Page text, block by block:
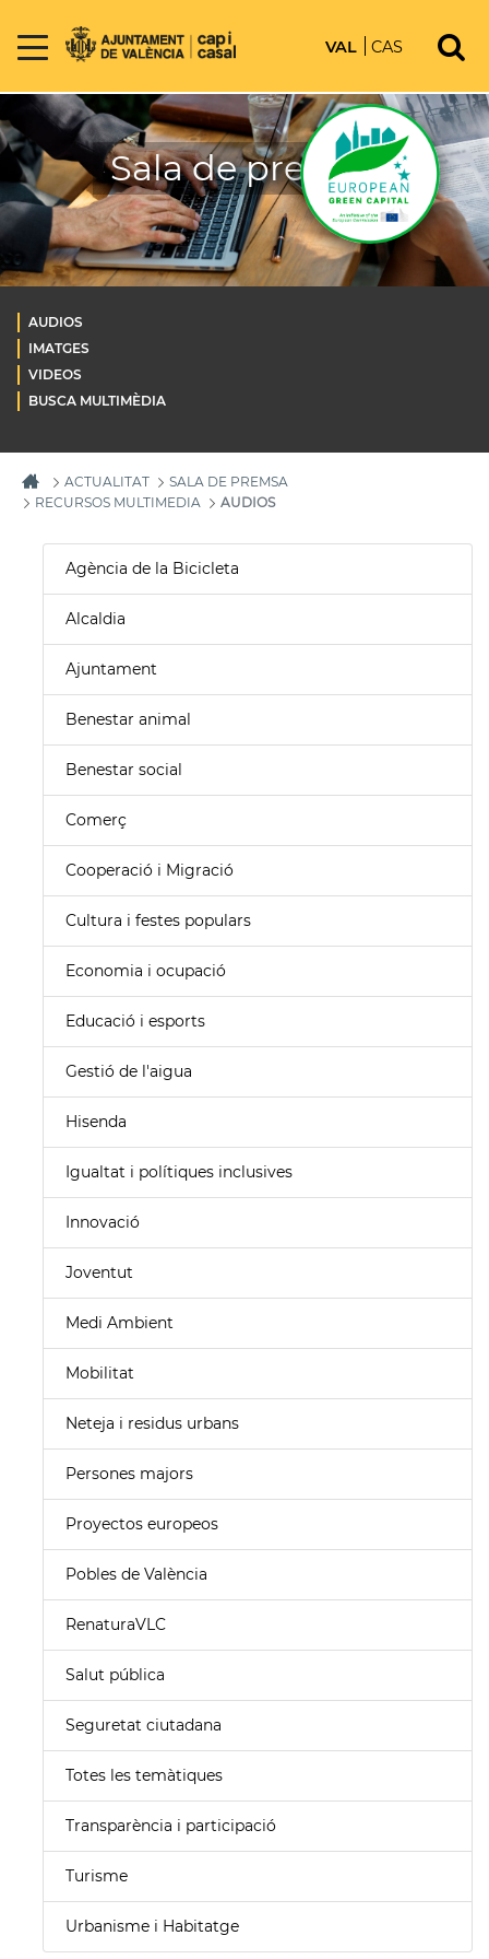
VAL CAS
Sala de premsa
AUDIOS
IMATGES
VIDEOS
BUSCA MULTIMÈDIA
ACTUALITAT
SALA DE PREMSA
RECURSOS MULTIMEDIA
AUDIOS
Agència de la Bicicleta
Alcaldia
Ajuntament
Benestar animal
Benestar social
Comerç
Cooperació i Migració
Cultura i festes populars
Economia i ocupació
Educació i esports
Gestió de l'aigua
Hisenda
Igualtat i polítiques inclusives
Innovació
Joventut
Medi Ambient
Mobilitat
Neteja i residus urbans
Persones majors
Proyectos europeos
Pobles de València
RenaturaVLC
Salut pública
Seguretat ciutadana
Totes les temàtiques
Transparència i participació
Turisme
Urbanisme i Habitatge